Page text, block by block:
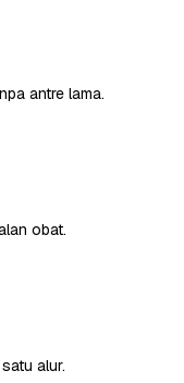
antre lama.
obat.
alur.